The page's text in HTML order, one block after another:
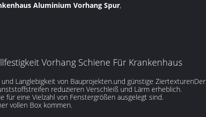
Aluminium Vorhang Spur,
Vorhang Schiene Für Krankenhaus
Langlebigkeit von Bauprojekten.und günstige ZiertexturenDer
reduzieren Verschleiß und Lärm erheblich.
eine Vielzahl von Fenstergrößen ausgelegt sind.
vollen Box kommen.